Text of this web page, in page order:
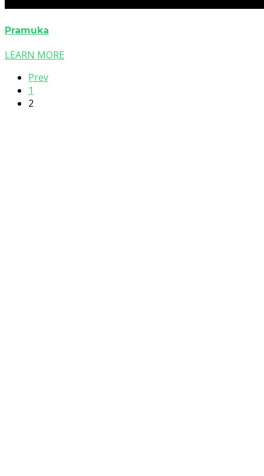
Pramuka
LEARN MORE
Prev
1
2